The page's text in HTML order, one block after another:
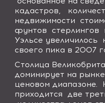
кадастров,
недвижимости
фунтов
стерлингов
Уэльсе увеличилось
своего пика в 2007
Столица
доминирует на
ценовом диапазоне.
приходится две